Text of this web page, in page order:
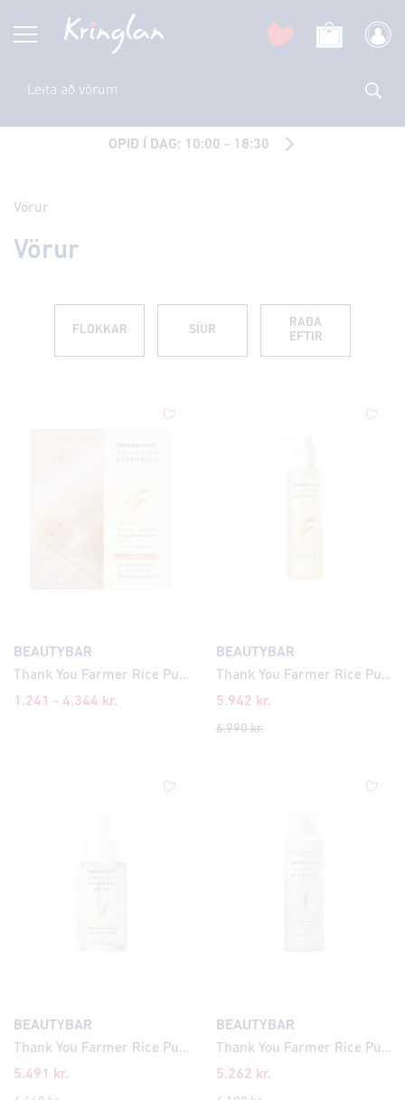
OPIÐ Í DAG: 10:00 - 18:30
Vörur
Vörur
FLOKKAR SÍUR
RAÐA
EFTIR
BEAUTYBAR
Thank You Farmer Rice Pure Glow Collagen Mask
1.241 - 4.344 kr.
BEAUTYBAR
Thank You Farmer Rice Pure Milky Cleansing Oil 200ml
5.942 kr.
6.990kr.
BEAUTYBAR
Thank You Farmer Rice Pure Niacinamide Capsule Serum 30ml
5.491
kr.
BEAUTYBAR
Thank You Farmer Rice Pure Barrier Cream Mist 100ml
5.262 kr.